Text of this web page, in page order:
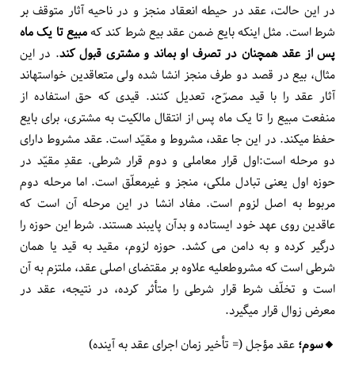
در این حالت، عقد در حیطه انعقاد منجز و در ناحیه آثار متوقف بر
شرط است. مثل این­که بایع ضمن عقد بیع شرط کند کهمبیع تا یک ماه
پس از عقد همچنان در تصرف او بماند و مشتری قبول کند. در این
مثال، بیع در قصد دو طرف منجز انشا شده ولی متعاقدین خواسته­اند
آثار عقد را با قید مصرّح، تعدیل کنند. قیدی که حق استفاده از
منفعت مبیع را تا یک ماه پس از انتقال مالکیت به مشتری، برای بایع
حفظ می­کند. در این جا عقد، مشروط و مقیّد است. عقد مشروط دارای
دو مرحله است:اول قرار معاملی و دوم قرار شرطی. عقدِ مقیّد در
حوزه اول یعنی تبادل ملکی، منجز و غیرمعلّق است. اما مرحله دوم
مربوط به اصل لزوم است. مفاد انشا در این مرحله آن است که
عاقدین روی عهد خود ایستاده و بدآن پایبند هستند. شرط این حوزه را
درگیر کرده و به دامن می کشد. حوزه لزوم، مقید به قید یا همان
شرطی است که مشروط­علیه علاوه بر مقتضای اصلی عقد، ملتزم به آن
است و تخلّف شرط قرار شرطی را متأثر کرده، در نتیجه، عقد در
معرض زوال قرار می­گیرد.
🔸️سوم؛عقد مؤجل (= تأخیر زمان اجرای عقد به آینده)